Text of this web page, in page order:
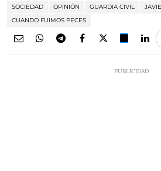
SOCIEDAD OPINIÓN GUARDIA CIVIL
CUANDO FUIMOS PECES